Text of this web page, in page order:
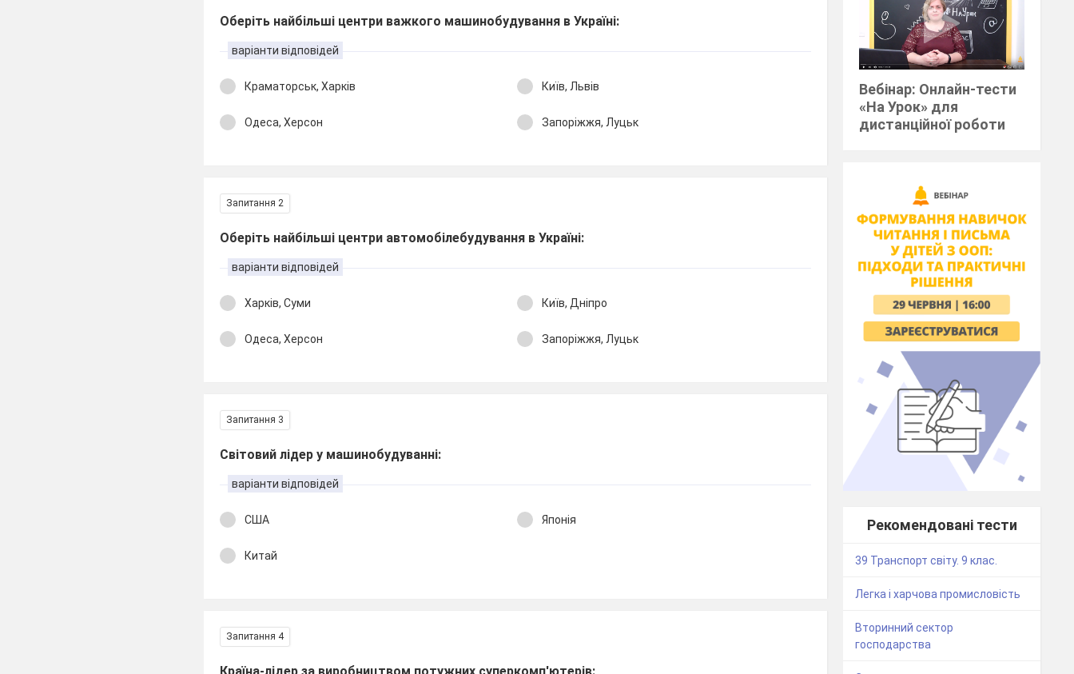
Оберіть найбільші центри важкого машинобудування в Україні:
варіанти відповідей
Краматорськ, Харків Київ, Львів
Одеса, Херсон Запоріжжя, Луцьк
Запитання 2
Оберіть найбільші центри автомобілебудування в Україні:
варіанти відповідей
Харків, Суми Київ, Дніпро
Одеса, Херсон Запоріжжя, Луцьк
Запитання 3
Світовий лідер у машинобудуванні:
варіанти відповідей
США Японія
Китай
Запитання 4
Вебінар: Онлайн-тести
«На Урок» для
дистанційної роботи
Рекомендовані тести
39 Транспорт світу. 9 клас.
Легка і харчова промисловість
Вторинний сектор
господарства